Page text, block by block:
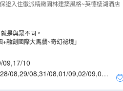
）
證入住徽派精緻園林建築風格~英德棲湖酒店
是與眾不同。
融創國際大馬戲~奇幻祕境」
09,17/10
28/08,29/08,31/08,01/09,02/09,03/0